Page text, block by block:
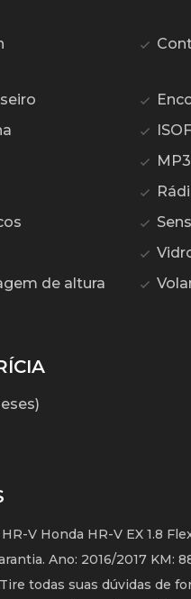
de altura
V Honda HR-V EX 1.8
Ano: 2016/2017
todas suas dúvidas de